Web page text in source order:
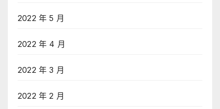
2022 年 5 月
2022 年 4 月
2022 年 3 月
2022 年 2 月